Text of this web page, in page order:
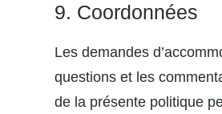
9. Coordonnées
Les demandes
questions et les
de la présente politique